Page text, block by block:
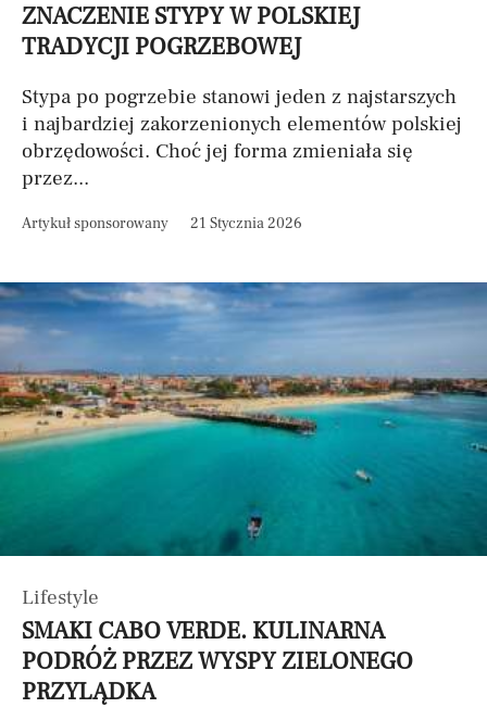
ZNACZENIE STYPY W POLSKIEJ
TRADYCJI POGRZEBOWEJ
Stypa po pogrzebie stanowi jeden z najstarszych
i najbardziej zakorzenionych elementów polskiej
obrzędowości. Choć jej forma zmieniała się
przez...
Artykuł sponsorowany 21 Stycznia 2026
Lifestyle
SMAKI CABO VERDE. KULINARNA
PODRÓŻ PRZEZ WYSPY ZIELONEGO
PRZYLĄDKA